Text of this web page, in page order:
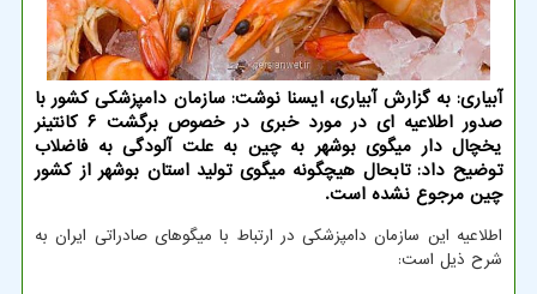
آبیاری: به گزارش آبیاری، ایسنا نوشت: سازمان دامپزشکی کشور با
صدور اطلاعیه ای در مورد خبری در خصوص برگشت ۶ کانتینر
یخچال دار میگوی بوشهر به چین به علت آلودگی به فاضلاب
توضیح داد: تابحال هیچگونه میگوی تولید استان بوشهر از کشور
چین مرجوع نشده است.
اطلاعیه این سازمان دامپزشکی در ارتباط با میگوهای صادراتی ایران به
شرح ذیل است: